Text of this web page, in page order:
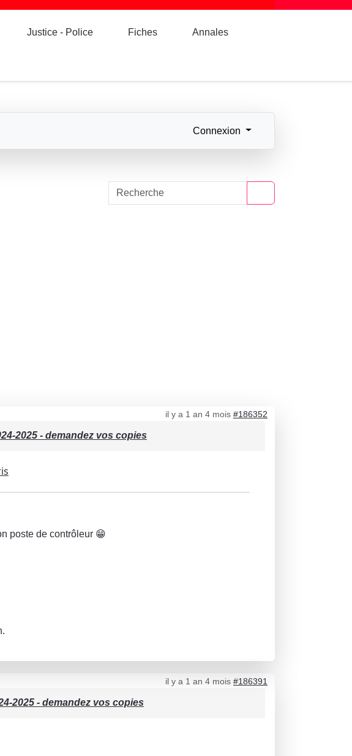
Justice - Police Fiches Annales
Connexion
il y a 1 an 4 mois #186352
2025 - demandez vos copies
poste de contrôleur 😁
il y a 1 an 4 mois #186391
2025 - demandez vos copies